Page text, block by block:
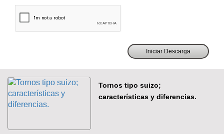
Tornos tipo suizo;
características y diferencias.